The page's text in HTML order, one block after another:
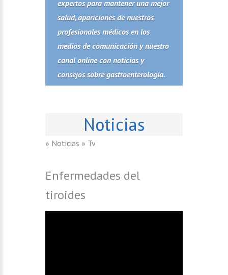
expertos para mantener una mejor
salud, apariciones de nuestros
profesionales médicos en los
medios de comunicación y nuestro
canal online con noticias y
consejos sobre gastroenterología.
Noticias
» Noticias » Tv
Enfermedades del
tiroides